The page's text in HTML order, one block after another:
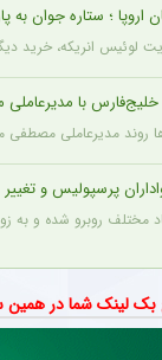
اروپا ؛ ستاره جوان
انریکه، خرید
با مدیرعاملی
روند مدیرعاملی
پرسپولیس و
مختلف روبرو شده و به
بک لینک شما در همین